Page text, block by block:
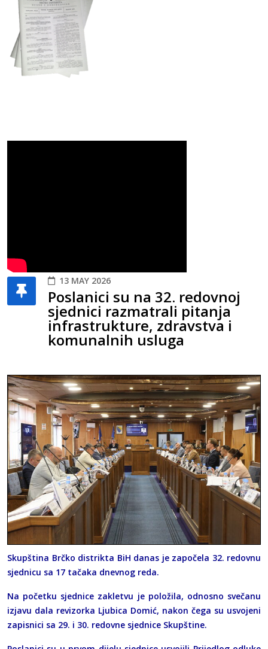
13 MAY 2026
Poslanici su na 32. redovnoj
sjednici razmatrali pitanja
infrastrukture, zdravstva i
komunalnih usluga
Skupština Brčko distrikta BiH danas je započela 32. redovnu
sjednicu sa 17 tačaka dnevnog reda.
Na početku sjednice zakletvu je položila, odnosno svečanu
izjavu dala revizorka Ljubica Domić, nakon čega su usvojeni
zapisnici sa 29. i 30. redovne sjednice Skupštine.